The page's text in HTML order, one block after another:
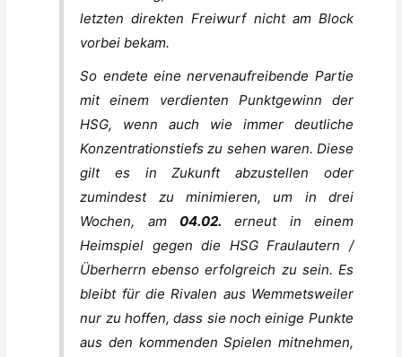
letzten direkten Freiwurf nicht am Block
vorbei bekam.
So endete eine nervenaufreibende Partie
mit einem verdienten Punktgewinn der
HSG, wenn auch wie immer deutliche
Konzentrationstiefs zu sehen waren. Diese
gilt es in Zukunft abzustellen oder
zumindest zu minimieren, um in drei
Wochen, am 04.02. erneut in einem
Heimspiel gegen die HSG Fraulautern /
Überherrn ebenso erfolgreich zu sein. Es
bleibt für die Rivalen aus Wemmetsweiler
nur zu hoffen, dass sie noch einige Punkte
aus den kommenden Spielen mitnehmen,